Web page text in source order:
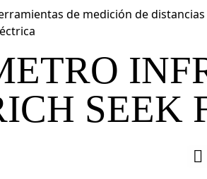
de medición de distancias
de parámetros
SEEK